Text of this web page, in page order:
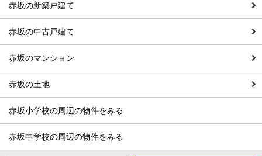
赤坂の新築戸建て
赤坂の中古戸建て
赤坂のマンション
赤坂の土地
赤坂小学校の周辺の物件をみる
赤坂中学校の周辺の物件をみる